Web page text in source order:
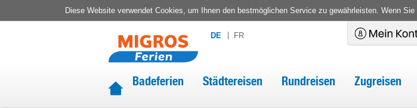
Diese Website verwendet Cookies, um Ihnen den bestmöglichen Service zu gewährleisten. Wenn
DE FR
Badeferien Städtereisen Rundreisen Zugreisen